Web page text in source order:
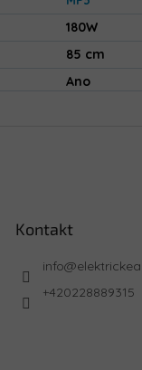
180W
85 cm
Ano
Kontakt
info@
+420228889315